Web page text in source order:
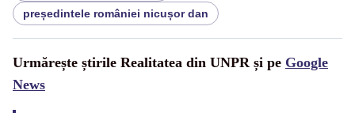
președintele româniei nicușor dan
Urmărește știrile Realitatea din UNPR și pe Google
News